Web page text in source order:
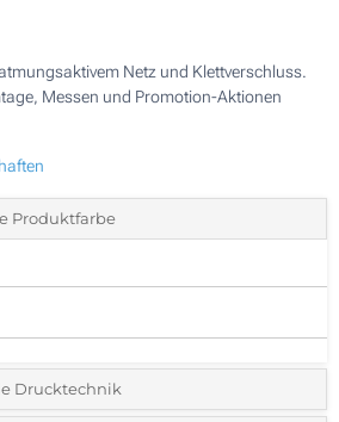
Netz und Klettverschluss.
Messen und Promotion-Aktionen
Produktfarbe
Drucktechnik